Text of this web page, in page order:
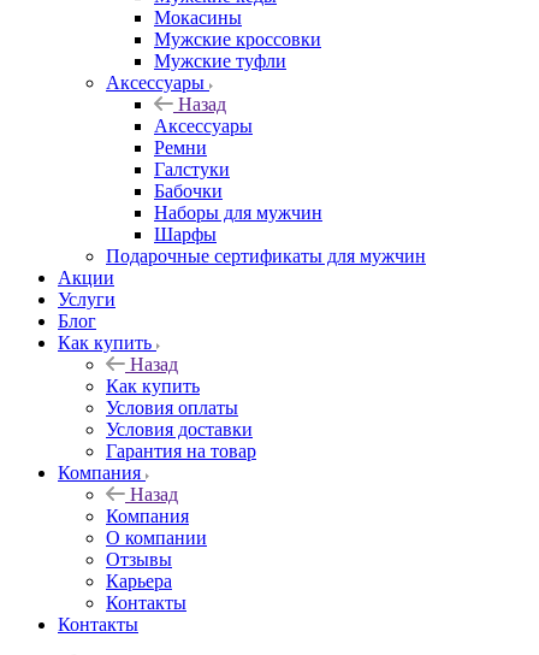
Мокасины
Мужские кроссовки
Мужские туфли
Аксессуары
Назад
Аксессуары
Ремни
Галстуки
Бабочки
Наборы для мужчин
Шарфы
Подарочные сертификаты для мужчин
Акции
Услуги
Блог
Как купить
Назад
Как купить
Условия оплаты
Условия доставки
Гарантия на товар
Компания
Назад
Компания
О компании
Отзывы
Карьера
Контакты
Контакты